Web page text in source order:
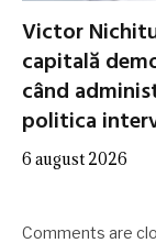
Victor
capitală
când
politica
6 august 2026
Comments are